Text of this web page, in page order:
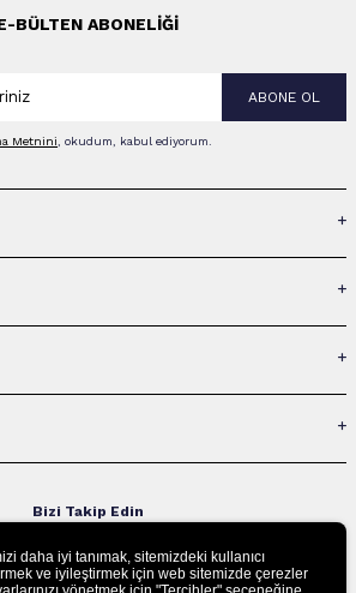
BÜLTEN ABONELIĞI
ABONE OL
Metni‌ni , okudum, kabul ediyorum.
Bizi Takip Edin
daha iyi tanımak, sitemizdeki kullanıcı
ve iyileştirmek için web sitemizde çerezler